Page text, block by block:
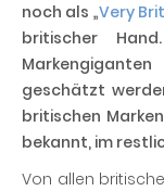
noch als „Very
britischer
geschätzt
britischen
bekannt, im
Von allen